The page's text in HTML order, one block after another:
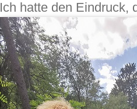
Ich hatte den Eindruck,